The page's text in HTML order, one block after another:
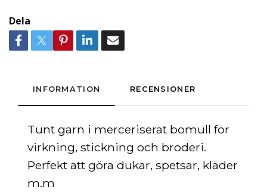
Dela
INFORMATION RECENSIONER
Tunt garn i merceriserat bomull för
virkning, stickning och broderi.
Perfekt att göra dukar, spetsar, kläder
m.m